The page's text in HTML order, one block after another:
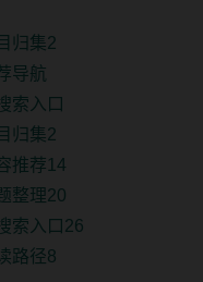
归集2
导航
索入口
归集2
推荐14
整理20
索入口26
路径8